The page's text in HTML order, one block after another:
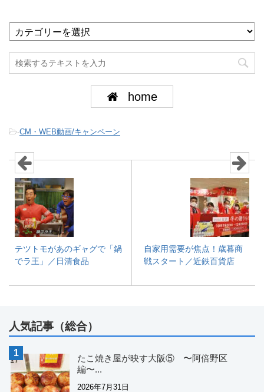
home
-CM・WEB動画/キャンペーン
テツトモがあのギャグで「鍋
でラ王」／日清食品
自家用需要が焦点！歳暮商
戦スタート／近鉄百貨店
人気記事（総合）
たこ焼き屋が映す大阪⑤ 〜阿倍野区
編〜...
2026年7月31日